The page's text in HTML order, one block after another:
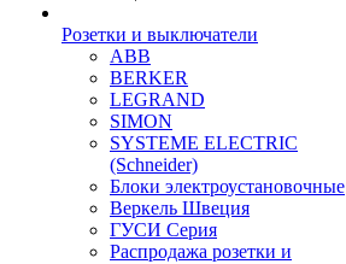
Розетки и выключатели
ABB
BERKER
LEGRAND
SIMON
SYSTEME ELECTRIC
(Schneider)
Блоки электроустановочные
Веркель Швеция
ГУСИ Серия
Распродажа розетки и